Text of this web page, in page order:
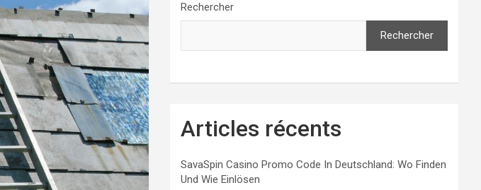
Rechercher
Rechercher
Articles récents
SavaSpin Casino Promo Code In Deutschland: Wo Finden
Und Wie Einlösen